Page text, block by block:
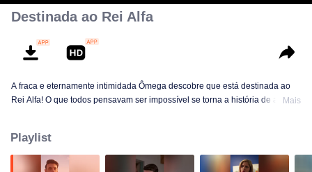
Destinada ao Rei Alfa
A fraca e eternamente intimidada Ômega descobre que está destinada ao
Rei Alfa! O que todos pensavam ser impossível se torna a história de amorMais
Playlist